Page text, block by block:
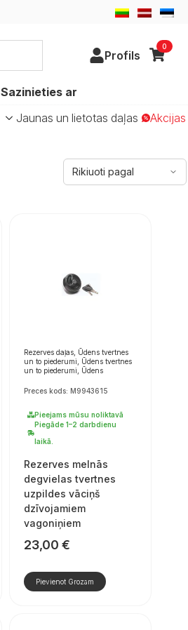
Profils
0
Sazinieties ar
Jaunas un lietotas daļas Akcijas
Rezerves daļas, Ūdens tvertnes
un to piederumi, Ūdens tvertnes
un to piederumi, Ūdens
Preces kods: M9943615
Pieejams mūsu noliktavā
Piegāde 1–2 darbdienu
laikā.
Rezerves melnās
degvielas tvertnes
uzpildes vāciņš
dzīvojamiem
vagoniņiem
23,00€
Pievienot Grozam